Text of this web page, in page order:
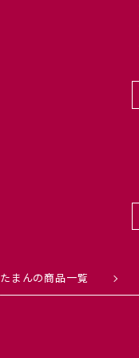
たまんの商品一覧